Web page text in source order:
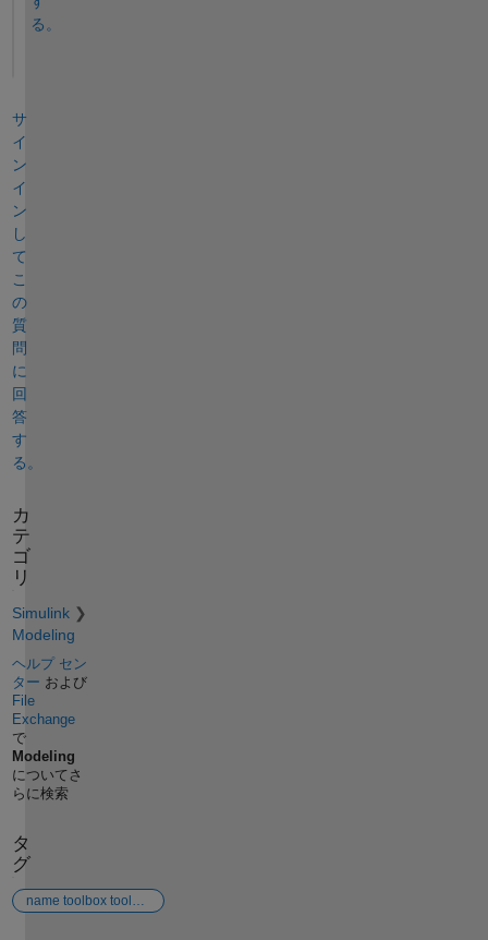
る。
サ
イ
ン
イ
ン
し
て
こ
の
質
問
に
回
答
す
る。
カ
テ
ゴ
リ
Simulink
Modeling
ヘルプ セン
ター および
File
Exchange
で
Modeling
についてさ
らに検索
タ
グ
name toolbox toolbox